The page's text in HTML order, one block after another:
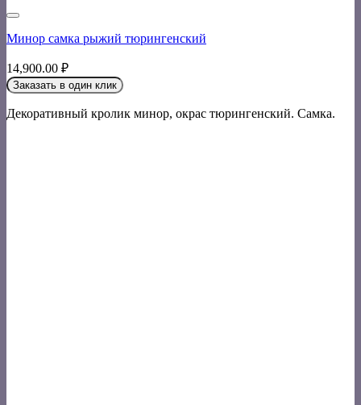
Минор самка рыжий тюрингенский
14,900.00 ₽
Заказать в один клик
Декоративный кролик минор, окрас тюрингенский. Самка.